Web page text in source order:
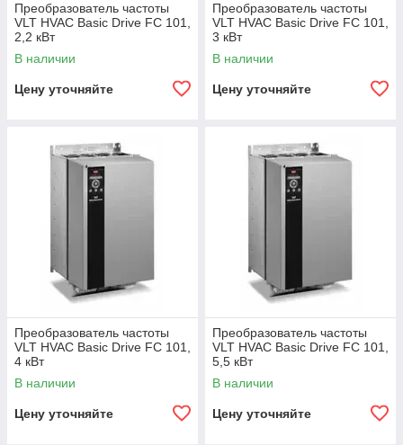
Преобразователь частоты
VLT HVAC Basic Drive FC 101,
2,2 кВт
В наличии
Цену уточняйте
Преобразователь частоты
VLT HVAC Basic Drive FC 101,
3 кВт
В наличии
Цену уточняйте
Преобразователь частоты
VLT HVAC Basic Drive FC 101,
4 кВт
В наличии
Цену уточняйте
Преобразователь частоты
VLT HVAC Basic Drive FC 101,
5,5 кВт
В наличии
Цену уточняйте